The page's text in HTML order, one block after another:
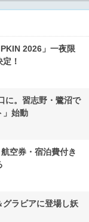
2026」一夜限
！
に。習志野・鷺沼で
」始動
空券・宿泊費付き
ラビアに登場し妖